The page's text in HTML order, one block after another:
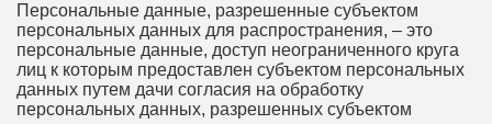
Персональные данные, разрешенные субъектом
персональных данных для распространения, – это
персональные данные, доступ неограниченного круга
лиц к которым предоставлен субъектом персональных
данных путем дачи согласия на обработку
персональных данных, разрешенных субъектом